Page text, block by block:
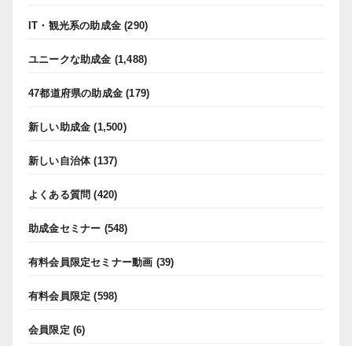
IT・観光系の助成金 (290)
ユニークな助成金 (1,488)
47都道府県の助成金 (179)
新しい助成金 (1,500)
新しい自治体(137)
よくある質問 (420)
助成金セミナー (548)
有料会員限定セミナー動画 (39)
有料会員限定 (598)
会員限定 (6)